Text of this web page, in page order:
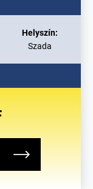
Helyszín:
Szada